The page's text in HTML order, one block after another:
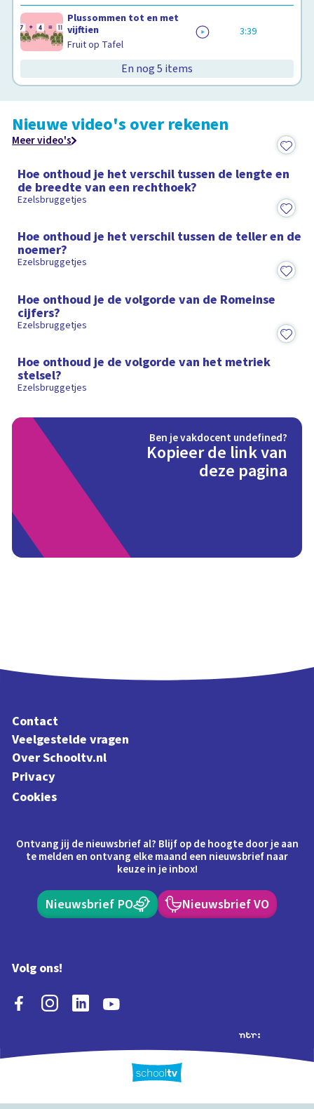
Plussommen tot en met
vijftien
Fruit op Tafel
3:39
En nog 5 items
Nieuwe video's over rekenen
Meer video's
Hoe onthoud je het verschil tussen de lengte en
de breedte van een rechthoek?
Ezelsbruggetjes
Hoe onthoud je het verschil tussen de teller en de
noemer?
Ezelsbruggetjes
Hoe onthoud je de volgorde van de Romeinse
cijfers?
Ezelsbruggetjes
Hoe onthoud je de volgorde van het metriek
stelsel?
Ezelsbruggetjes
Ben je vakdocent undefined?
Kopieer de link van
deze pagina
Contact
Veelgestelde vragen
Over Schooltv.nl
Privacy
Cookies
Ontvang jij de nieuwsbrief al? Blijf op de hoogte door je aan
te melden en ontvang elke maand een nieuwsbrief naar
keuze in je inbox!
Nieuwsbrief PO Nieuwsbrief VO
Volg ons!